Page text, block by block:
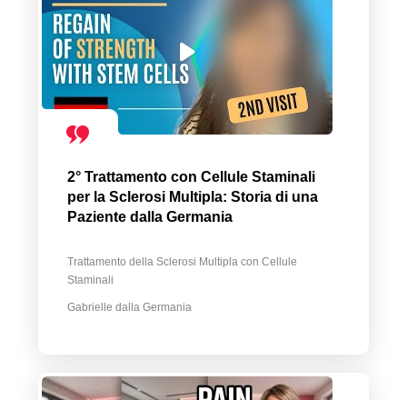
2° Trattamento con Cellule Staminali
per la Sclerosi Multipla: Storia di una
Paziente dalla Germania
Trattamento della Sclerosi Multipla con Cellule
Staminali
Gabrielle dalla Germania